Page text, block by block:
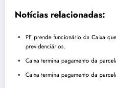
Notícias relacionadas:
PF prende funcionário da Caixa
previdenciários.
Caixa termina pagamento da
Caixa termina pagamento da